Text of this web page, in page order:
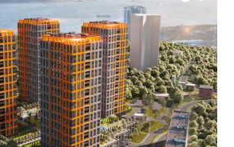
2 9.7 млн₽
м2 от11 млн₽